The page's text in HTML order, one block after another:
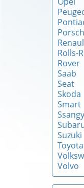
Rolls-
Rover
Saab
Seat
Skoda
Smart
Suzuki
Toyota
Volvo